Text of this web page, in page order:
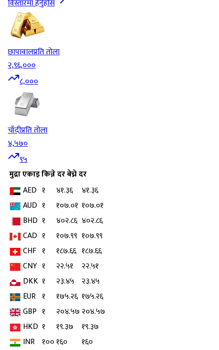
विस्तारमा हेर्नुहोस
छापावालप्रति तोला
२,९६,०००
८,०००
चाँदीप्रति तोला
४,५७०
९५
मुद्राएकाइकिन्ने दरबेच्ने दर
AED १ ४१.३६
४१.३६
AUD १ १०७.०१ १०७.०१
BHD १ ४०२.८६ ४०२.८६
CAD १ १०७.९९ १०७.९९
CHF १ १८७.६६ १८७.६६
CNY १ २२.५१
२२.५१
DKK १ २३.४५
२३.४५
EUR १ १७५.२६ १७५.२६
GBP १ २०४.५७ २०४.५७
HKD १ १९.३७
१९.३७
INR १००१६०
१६०